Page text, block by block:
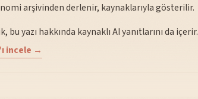
arşivinden derlenir, kaynaklarıyla gösterilir.
bu yazı hakkında kaynaklı AI yanıtlarını da içerir.
incele →